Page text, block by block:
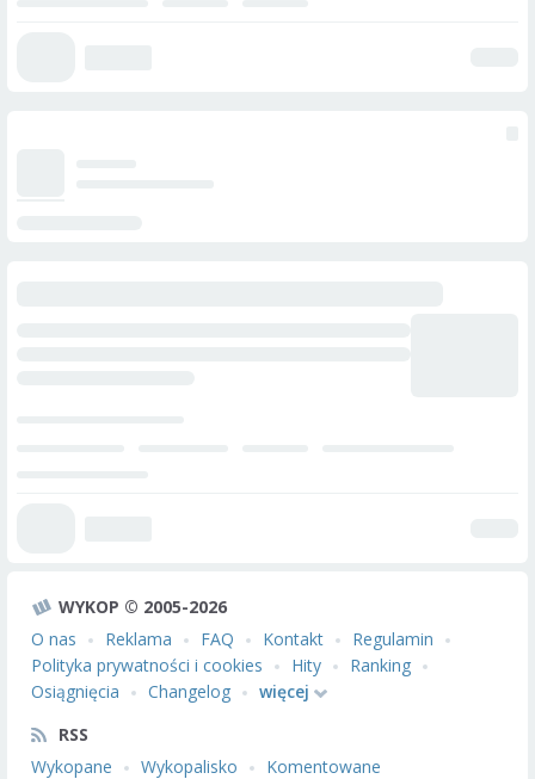
WYKOP © 2005-2026
O nas
Reklama FAQ Kontakt
Regulamin
Polityka prywatności i cookies
Hity
Ranking
Osiągnięcia
Changelog
więcej
RSS
Wykopane
Wykopalisko Komentowane